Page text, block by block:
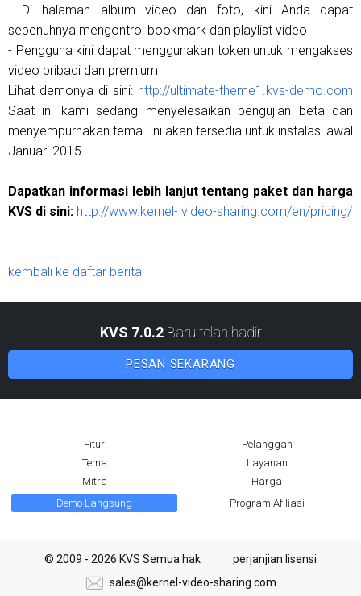
- Di halaman album video dan foto, kini Anda dapat
sepenuhnya mengontrol bookmark dan playlist video
- Pengguna kini dapat menggunakan token untuk mengakses
video pribadi dan premium
Lihat demonya di sini: http://ultimate-theme1.kvs-demo.com
Saat ini kami sedang menyelesaikan pengujian beta dan
menyempurnakan tema. Ini akan tersedia untuk instalasi awal
Januari 2015.
Dapatkan informasi lebih lanjut tentang paket dan harga
KVS di sini: http://www.kernel- video-sharing.com/en/pricing/
kembali ke daftar berita
KVS 7.0.2Baru telah hadir
PESAN SEKARANG
Fitur
Pelanggan
Tema
Layanan
Mitra
Harga
Demo Langsung
Program Afiliasi
© 2009 - 2026 KVS Semua hak
perjanjian lisensi
sales@kernel-video-sharing.com